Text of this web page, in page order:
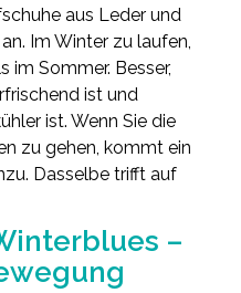
aus Leder und
Im Winter zu laufen,
im Sommer. Besser,
ist und
ist. Wenn Sie die
zu gehen, kommt ein
Dasselbe trifft auf
–